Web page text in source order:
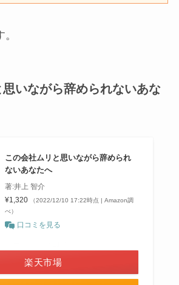
いながら辞められないあな
この会社ムリと思いながら辞められ
ないあなたへ
著:井上 智介
¥1,320
（2022/12/10 17:22時点 | Amazon調
べ）
口コミを見る
楽天市場